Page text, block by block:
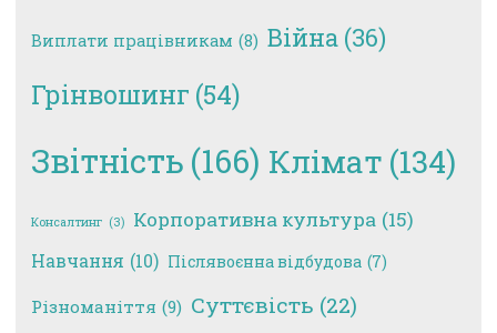
Виплати працівникам (8) Війна (36)
Грінвошинг (54)
Звітність (166) Клімат (134)
Консалтинг (3) Корпоративна культура (15)
Навчання (10) Післявоєнна відбудова (7)
Різноманіття (9) Суттєвість (22)